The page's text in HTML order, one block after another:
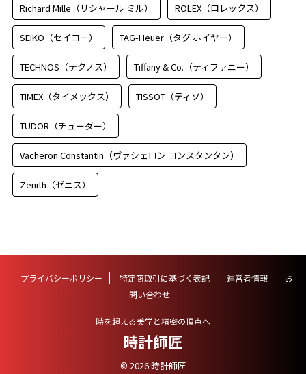
Richard Mille（リシャール ミル） ROLEX（ロレックス）
SEIKO（セイコー） TAG-Heuer（タグ ホイヤー）
TECHNOS（テクノス） Tiffany & Co.（ティファニー）
TIMEX（タイメックス） TISSOT（ティソ）
TUDOR（チューダー）
Vacheron Constantin（ヴァシェロン コンスタンタン）
Zenith（ゼニス）
プライバシーポリシー 特定商取引に基づく表記 運営者情報
お
問い合わせ
時を超える美学と精密の頂点へ
時計師匠
© 2026 時計師匠